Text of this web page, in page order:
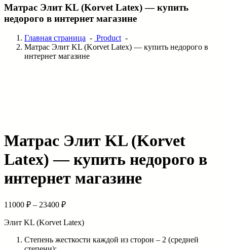
Матрас Элит KL (Korvet Latex) — купить
недорого в интернет магазине
Главная страница - Product-
Матрас Элит KL (Korvet Latex) — купить недорого в
интернет магазине
Матрас Элит KL (Korvet
Latex) — купить недорого в
интернет магазине
11000 ₽ – 23400 ₽
Элит KL (Korvet Latex)
Степень жесткости каждой из сторон – 2 (средней